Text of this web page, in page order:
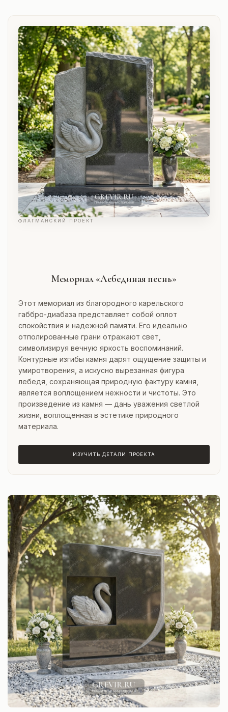
ФЛАГМАНСКИЙ ПРОЕКТ
Мемориал «Лебединая песнь»
Этот мемориал из благородного карельского
габбро-диабаза представляет собой оплот
спокойствия и надежной памяти. Его идеально
отполированные грани отражают свет,
символизируя вечную яркость воспоминаний.
Контурные изгибы камня дарят ощущение защиты и
умиротворения, а искусно вырезанная фигура
лебедя, сохраняющая природную фактуру камня,
является воплощением нежности и чистоты. Это
произведение из камня — дань уважения светлой
жизни, воплощенная в эстетике природного
материала.
ИЗУЧИТЬ ДЕТАЛИ ПРОЕКТА